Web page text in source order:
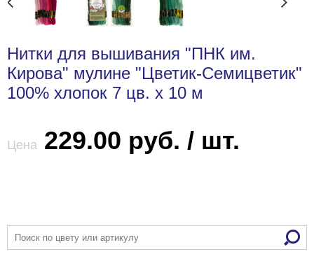
Нитки для вышивания "ПНК им.
Кирова" мулине "Цветик-Семицветик"
100% хлопок 7 цв. x 10 м
Цена 229.00 руб. / шт.